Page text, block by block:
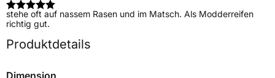
stehe oft auf nassem Rasen und im Matsch. Als Modderreifen
richtig gut.
Produktdetails
Dimension